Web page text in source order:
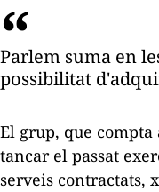
Parlem suma en
possibilitat
El grup, que compta
tancar el passat
serveis contractats,